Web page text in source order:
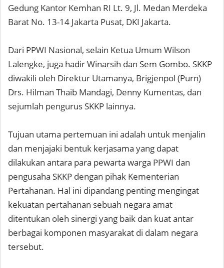
Gedung Kantor Kemhan RI Lt. 9, Jl. Medan Merdeka
Barat No. 13-14 Jakarta Pusat, DKI Jakarta.
Dari PPWI Nasional, selain Ketua Umum Wilson
Lalengke, juga hadir Winarsih dan Sem Gombo. SKKP
diwakili oleh Direktur Utamanya, Brigjenpol (Purn)
Drs. Hilman Thaib Mandagi, Denny Kumentas, dan
sejumlah pengurus SKKP lainnya.
Tujuan utama pertemuan ini adalah untuk menjalin
dan menjajaki bentuk kerjasama yang dapat
dilakukan antara para pewarta warga PPWI dan
pengusaha SKKP dengan pihak Kementerian
Pertahanan. Hal ini dipandang penting mengingat
kekuatan pertahanan sebuah negara amat
ditentukan oleh sinergi yang baik dan kuat antar
berbagai komponen masyarakat di dalam negara
tersebut.